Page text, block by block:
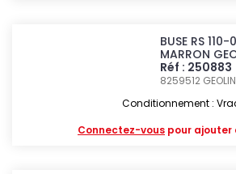
BUSE RS
MARRON
Réf : 250883
8259512
Conditionnement :
Connectez-vous pour ajouter